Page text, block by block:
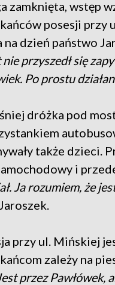
zamknięta, wstęp
posesji przy
na dzień państwo
przyszedł się
Po prostu
dróżka pod
także dzieci.
i
Ja rozumiem, że
przy ul. Mińskiej
zależy na
przez Pawłówek,